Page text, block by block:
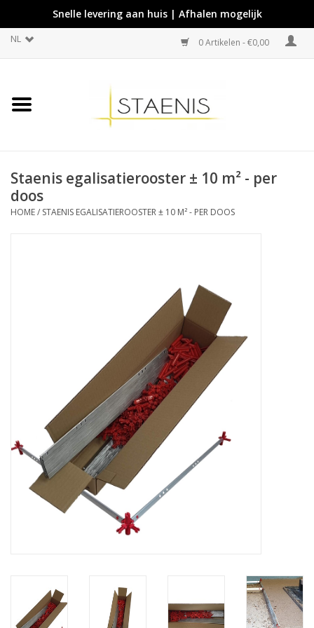
Snelle levering aan huis | Afhalen mogelijk
NL 0 Artikelen - €0,00
Staenis egalisatierooster ± 10 m² - per
doos
HOME/ STAENIS EGALISATIEROOSTER ± 10 M² - PER DOOS